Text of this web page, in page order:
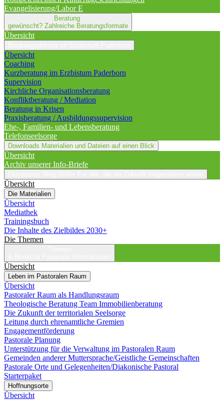
Evangelisierung/Labor E
Beratung
gewünscht? Zahlreiche Beratungsformate
Übersicht
Übersicht
Coaching
Kurzberatung im Erzbistum Paderborn
Supervision
Kirchliche Organisationsberatung
Konfliktberatung / Mediation
Beratung in Krisen
Praxisberatung / Ausbildungssupervision
Ehe-, Familien- und Lebensberatung
Telefonseelsorge
Downloads Materialien und Dateien auf einen Blick
Übersicht
Archiv unserer Info-Briefe
Übersicht
Die Materialien
Übersicht
Mediathek
Trainingsbuch
Die Inhalte des Zielbildes 2030+
Die Themen
Übersicht
Leben im Pastoralen Raum
Übersicht
Pastoraler Raum als Handlungsraum
Theologische Beratung Team Immobilienberatung
Die Zukunft der territorialen Seelsorge
Leitung durch ehrenamtliche Gremien
Engagementförderung
Pastorale Planung
Unterstützung für die Verwaltung im Pastoralen Raum
Gemeinden anderer Muttersprache/Geistliche Gemeinschaften
Pastorale Orte und Gelegenheiten/Diakonische Pastoral
Starterpaket
Hoffnungsorte
Übersicht